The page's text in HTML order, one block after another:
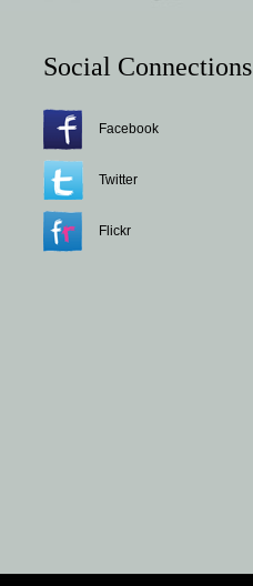
Social Connections
Facebook
Twitter
Flickr